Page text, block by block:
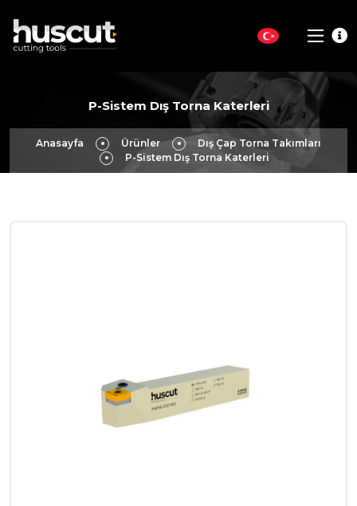
P-Sistem Dış Torna Katerleri
Anasayfa Ürünler
Dış Çap Torna Takımları
P-Sistem Dış Torna Katerleri